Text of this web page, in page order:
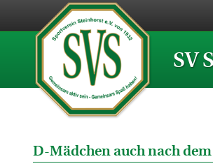
SV
D-Mädchen auch nach